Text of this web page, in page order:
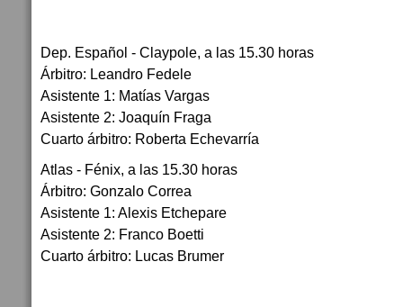
Dep. Español - Claypole, a las 15.30 horas
Árbitro: Leandro Fedele
Asistente 1: Matías Vargas
Asistente 2: Joaquín Fraga
Cuarto árbitro: Roberta Echevarría
Atlas - Fénix, a las 15.30 horas
Árbitro: Gonzalo Correa
Asistente 1: Alexis Etchepare
Asistente 2: Franco Boetti
Cuarto árbitro: Lucas Brumer